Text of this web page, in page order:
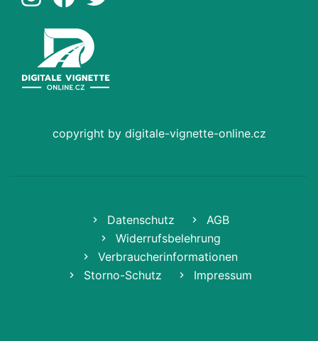
copyright by digitale-vignette-online.cz
Datenschutz
AGB
Widerrufsbelehrung
Verbraucherinformationen
Storno-Schutz
Impressum